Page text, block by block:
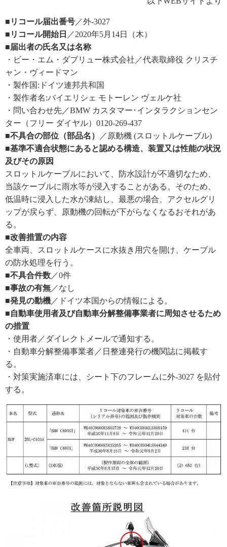
■リコール届出番号／外-3027
■リコール開始日 ／2020年5月14日（木）
■届出者の氏名又は名称
・ビー・エム・ダブリュー株式会社／代表取締役 クリスチ
ャン・ヴィードマン
・製作国:ドイツ連邦共和国
・製作者名:バイエリシェ モトーレン ヴェルケ社
・問い合わせ先／BMW カスタマー･インタラクションセン
ター（フリー ダイヤル）0120-269-437
■不具合の部位（部品名）
／原動機 (スロットルケーブル)
■基準不適合状態にあると認める構造、装置又は性能の状況
及びその原因
スロットルケーブルにおいて、防水設計が不適切なため、
当該ケーブルに雨水等が浸入することがある。そのため、
低温時に浸入した水が凍結し、最悪の場合、アクセルグリ
ップが戻らず、原動機の回転が下がらなくなるおそれがあ
る。
■改善措置の内容
全車両、スロットルケースに水抜き用穴を開け、ケーブル
の防水処理を行う。
■不具合件数／0件
■事故の有無／なし
■発見の動機／ドイツ本国からの情報による。
■自動車使用者及び自動車分解整備事業者に周知させるため
の措置
・使用者／ダイレクトメールで通知する。
・自動車分解整備事業者／日整連発行の機関誌に掲載す
る。
・対策実施済車には、シート下のフレームに外-3027 を貼付
する。